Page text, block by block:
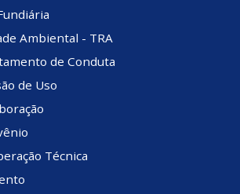
Ambiental - TRA
de Conduta
de Uso
Técnica